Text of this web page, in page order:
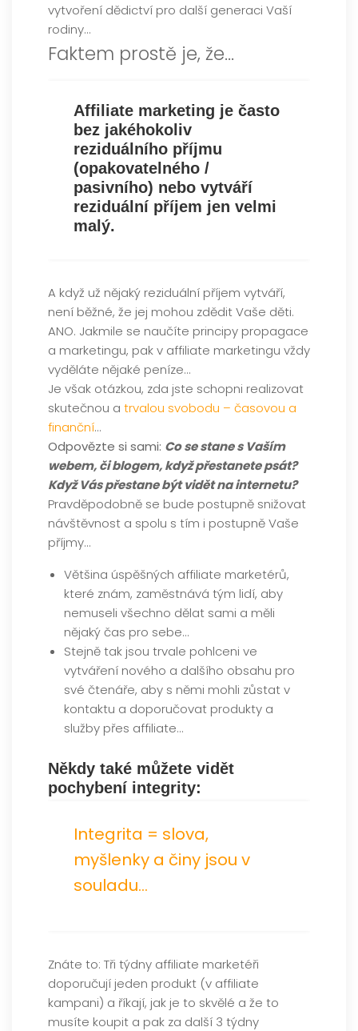
vytvoření dědictví pro další generaci Vaší
rodiny…
Faktem prostě je, že…
Affiliate marketing je často
bez jakéhokoliv
reziduálního příjmu
(opakovatelného /
pasivního) nebo vytváří
reziduální příjem jen velmi
malý.
A když už nějaký reziduální příjem vytváří,
není běžné, že jej mohou zdědit Vaše děti.
ANO. Jakmile se naučíte principy propagace
a marketingu, pak v affiliate marketingu vždy
vyděláte nějaké peníze…
Je však otázkou, zda jste schopni realizovat
skutečnou a trvalou svobodu – časovou a
finanční…
Odpovězte si sami: Co se stane s Vaším
webem, či blogem, když přestanete psát?
Když Vás přestane být vidět na internetu?
Pravděpodobně se bude postupně snižovat
návštěvnost a spolu s tím i postupně Vaše
příjmy…
Většina úspěšných affiliate marketérů,
které znám, zaměstnává tým lidí, aby
nemuseli všechno dělat sami a měli
nějaký čas pro sebe…
Stejně tak jsou trvale pohlceni ve
vytváření nového a dalšího obsahu pro
své čtenáře, aby s němi mohli zůstat v
kontaktu a doporučovat produkty a
služby přes affiliate…
Někdy také můžete vidět
pochybení integrity:
Integrita = slova,
myšlenky a činy jsou v
souladu…
Znáte to: Tři týdny affiliate marketéři
doporučují jeden produkt (v affiliate
kampani) a říkají, jak je to skvělé a že to
musíte koupit a pak za další 3 týdny